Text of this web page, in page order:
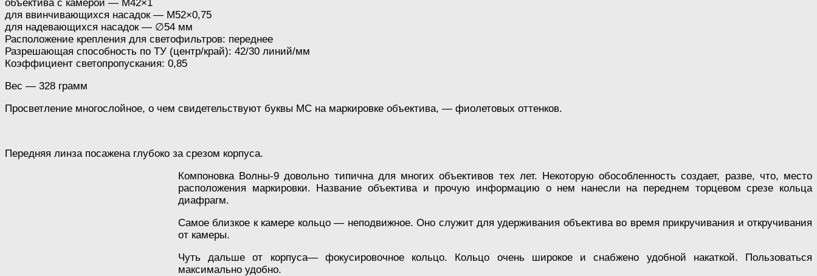
объектива с камерой — M42×1
для ввинчивающихся насадок — M52×0,75
для надевающихся насадок — ∅54 мм
Расположение крепления для светофильтров: переднее
Разрешающая способность по ТУ (центр/край): 42/30 линий/мм
Коэффициент светопропускания: 0,85
Вес — 328 грамм
Просветление многослойное, о чем свидетельствуют буквы МС на маркировке объектива, — фиолетовых оттенков.
Передняя линза посажена глубоко за срезом корпуса.
Компоновка Волны-9 довольно типична для многих объективов тех лет. Некоторую обособленность создает, разве, что, место
расположения маркировки. Название объектива и прочую информацию о нем нанесли на переднем торцевом срезе кольца
диафрагм.
Самое близкое к камере кольцо — неподвижное. Оно служит для удерживания объектива во время прикручивания и откручивания
от камеры.
Чуть дальше от корпуса— фокусировочное кольцо. Кольцо очень широкое и снабжено удобной накаткой. Пользоваться
максимально удобно.